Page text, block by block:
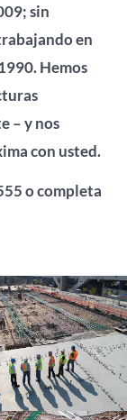
sin
en
Hemos
– y nos
con usted.
o completa